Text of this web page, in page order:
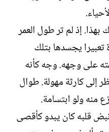
إذ لم تر طول العمر
يجسدها بتلك
على وجهه. وجه كأنه
إلى كارثة مهولة. طوال
منه ولو ابتسامة.
قلبه كان يبدو كأقصى